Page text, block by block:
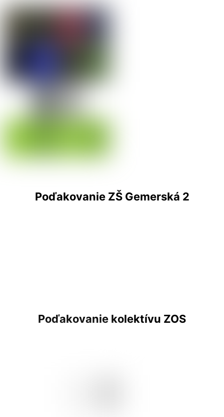
Poďakovanie ZŠ Gemerská 2
Poďakovanie kolektívu ZOS